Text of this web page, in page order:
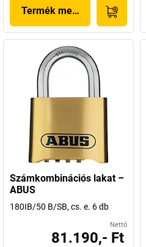
Termék megjelenítése
Számkombinációs lakat –
ABUS
180IB/50 B/SB, cs. e. 6 db
Nettó
81.190,- Ft